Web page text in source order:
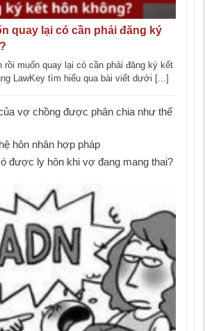
quay lại có cần phải đăng ký
rồi muốn quay lại có cần phải đăng ký kết
LawKey tìm hiểu qua bài viết dưới [...]
vợ chồng được phân chia như thế
hôn nhân hợp pháp
được ly hôn khi vợ đang mang thai?